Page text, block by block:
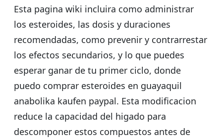
Esta pagina wiki incluira como administrar
los esteroides, las dosis y duraciones
recomendadas, como prevenir y contrarrestar
los efectos secundarios, y lo que puedes
esperar ganar de tu primer ciclo, donde
puedo comprar esteroides en guayaquil
anabolika kaufen paypal. Esta modificacion
reduce la capacidad del higado para
descomponer estos compuestos antes de